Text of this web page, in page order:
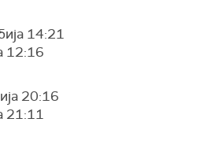
14:21
12:16
20:16
21:11